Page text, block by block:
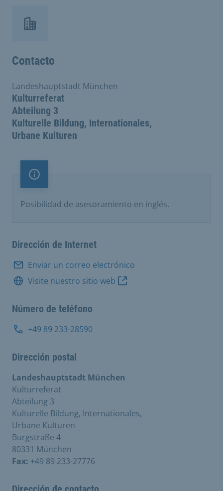
Contacto
Kulturreferat
Abteilung 3
Kulturelle Bildung, Internationales,
Urbane Kulturen
Landeshauptstadt München
Nota importante
Posibilidad de asesoramiento en inglés.
Dirección de Internet
Enviar un correo electrónico
Visite nuestro sitio web
Número de teléfono
+49 89 233-28590
Dirección postal
Landeshauptstadt München
Kulturreferat
Abteilung 3
Kulturelle Bildung, Internationales,
Urbane Kulturen
Burgstraße 4
80331 München
Fax: +49 89 233-27776